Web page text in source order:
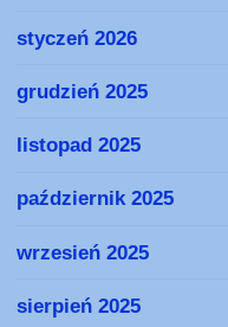
styczeń 2026
grudzień 2025
listopad 2025
październik 2025
wrzesień 2025
sierpień 2025